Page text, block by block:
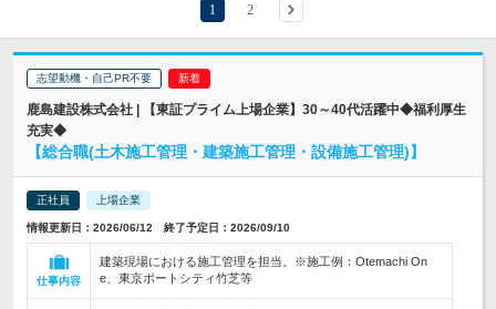
1 2
志望動機・自己PR不要
鹿島建設株式会社 | 【東証プライム上場企業】30～40代活躍中◆福利厚生
充実◆
【総合職(土木施工管理・建築施工管理・設備施工管理)】
正社員 上場企業
情報更新日：2026/06/12 終了予定日：2026/09/10
仕事内容
建築現場における施工管理を担当。※施工例：Otemachi On
e、東京ポートシティ竹芝等